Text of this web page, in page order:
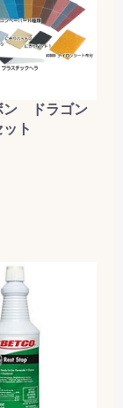
ン ドラゴン
ト